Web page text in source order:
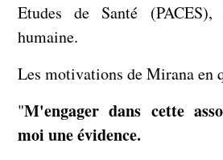
Etudes de Santé
humaine.
Les motivations de Mirana en
"M'engager dans cette
moi une évidence.